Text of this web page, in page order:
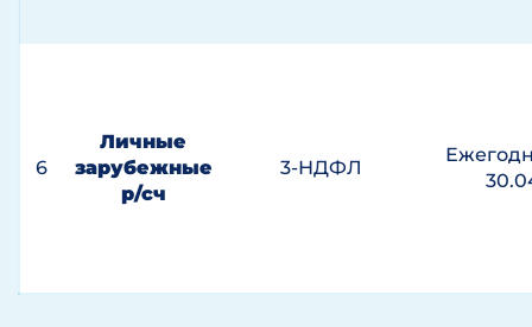
6
Личные
зарубежные
р/сч
3-НДФЛ